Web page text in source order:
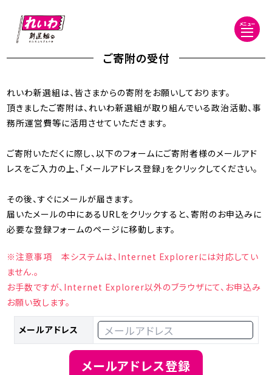
メニュー
ご寄附の受付
れいわ新選組は、皆さまからの寄附をお願いしております。
頂きましたご寄附は、れいわ新選組が取り組んでいる政治活動、事
務所運営費等に活用させていただきます。
ご寄附いただくに際し、以下のフォームにご寄附者様のメールアド
レスをご入力の上、「メールアドレス登録」をクリックしてください。
その後、すぐにメールが届きます。
届いたメールの中にあるURLをクリックすると、寄附のお申込みに
必要な登録フォームのページに移動します。
※注意事項 本システムは、Internet Explorerには対応してい
ません.。
お手数ですが、Internet Explorer以外のブラウザにて、お申込み
お願い致します。
メールアドレス
メールアドレス登録